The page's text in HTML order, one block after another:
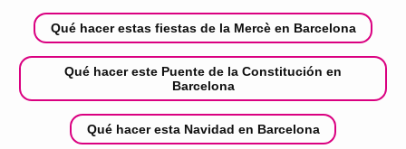
Qué hacer estas fiestas de la Mercè en Barcelona
Qué hacer este Puente de la Constitución en
Barcelona
Qué hacer esta Navidad en Barcelona